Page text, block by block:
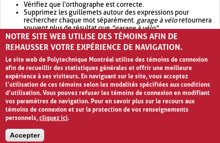
Vérifiez que l'orthographe est correcte.
Supprimez les guillemets autour des expressions pour
rechercher chaque mot séparément. garage à véloretournera
souvent plus de résultat que"garage à vélo".
Envisagez d'élargir votre recherche avec OR.garage OR vélo
retournera souvent plus de résultat quegarage à vélo
NOTRE SITE WEB UTILISE DES TÉMOINS AFIN DE
REHAUSSER VOTRE EXPÉRIENCE DE NAVIGATION.
Le site web de Polytechnique Montréal utilise des témoins de connexion
afin de recueillir des statistiques générales et offrir une meilleure
expérience à ses visiteurs. En naviguant sur le site, vous acceptez
l’utilisation de ces témoins selon les modalités spécifiées aux conditions
d’utilisation. Vous pouvez refuser les témoins de connexion en modifiant
vos paramètres de navigation. Pour en savoir plus sur le recours aux
témoins de connexion et sur la protection de vos renseignements
personnels,cliquez ici.
Accepter